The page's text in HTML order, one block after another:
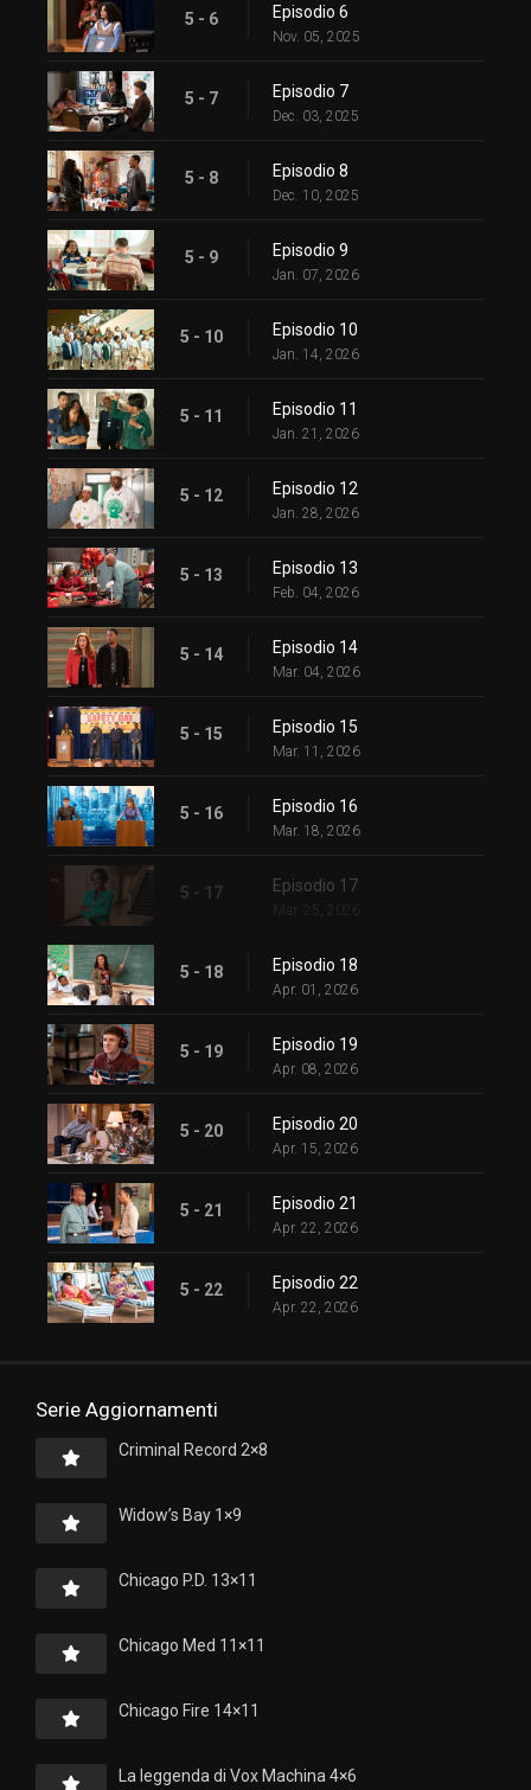
5 - 6 Episodio 6
Nov. 05, 2025
5 - 7 Episodio 7
Dec. 03, 2025
5 - 8 Episodio 8
Dec. 10, 2025
5 - 9 Episodio 9
Jan. 07, 2026
5 - 10 Episodio 10
Jan. 14, 2026
5 - 11 Episodio 11
Jan. 21, 2026
5 - 12 Episodio 12
Jan. 28, 2026
5 - 13 Episodio 13
Feb. 04, 2026
5 - 14 Episodio 14
Mar. 04, 2026
5 - 15 Episodio 15
Mar. 11, 2026
5 - 16 Episodio 16
Mar. 18, 2026
5 - 17 Episodio 17
Mar. 25, 2026
5 - 18 Episodio 18
Apr. 01, 2026
5 - 19 Episodio 19
Apr. 08, 2026
5 - 20 Episodio 20
Apr. 15, 2026
5 - 21 Episodio 21
Apr. 22, 2026
5 - 22 Episodio 22
Apr. 22, 2026
Serie Aggiornamenti
Criminal Record 2×8
Widow’s Bay 1×9
Chicago P.D. 13×11
Chicago Med 11×11
Chicago Fire 14×11
La leggenda di Vox Machina 4×6